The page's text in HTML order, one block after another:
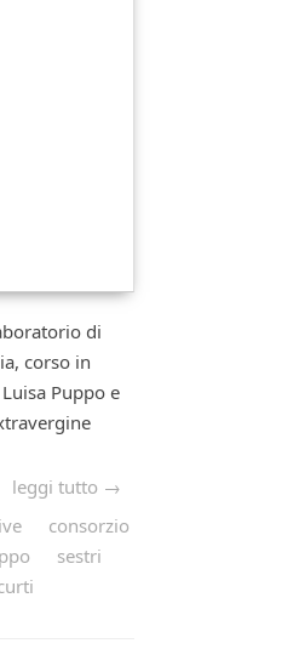
di
corso in
Puppo e
leggi tutto →
consorzio
sestri